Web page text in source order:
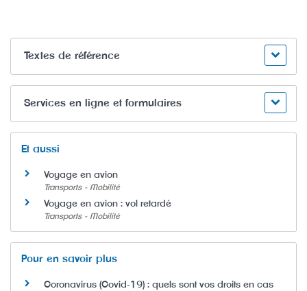
Textes de référence
Services en ligne et formulaires
Et aussi
Voyage en avion
Transports - Mobilité
Voyage en avion : vol retardé
Transports - Mobilité
Pour en savoir plus
Coronavirus (Covid-19) : quels sont vos droits en cas